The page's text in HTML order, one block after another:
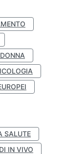
SALUTE
IN VIVO